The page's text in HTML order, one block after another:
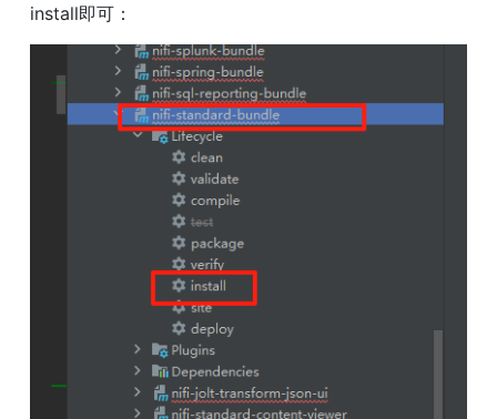
install即可：